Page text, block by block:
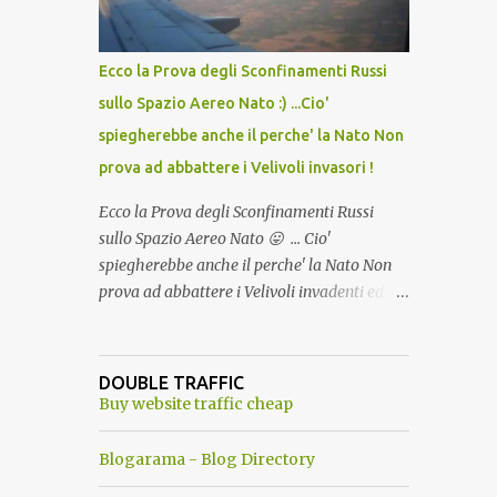
del Capo, era "spettacolare Ghiacciato, ma
andava bene anche, a Temperatura
Ambiente"! Riproponiamo l'articolo per NON
Ecco la Prova degli Sconfinamenti Russi
sullo Spazio Aereo Nato :) ...Cio'
spiegherebbe anche il perche' la Nato Non
prova ad abbattere i Velivoli invasori !
Ecco la Prova degli Sconfinamenti Russi
sullo Spazio Aereo Nato 😛 ... Cio'
spiegherebbe anche il perche' la Nato Non
prova ad abbattere i Velivoli invadenti ed
alcuna notizia di un'invasione dello spazio
aereo NATO da parte di un robot chiamato
ancora una fantasia Nato o forse una "False
DOUBLE TRAFFIC
Buy website traffic cheap
Blogarama - Blog Directory